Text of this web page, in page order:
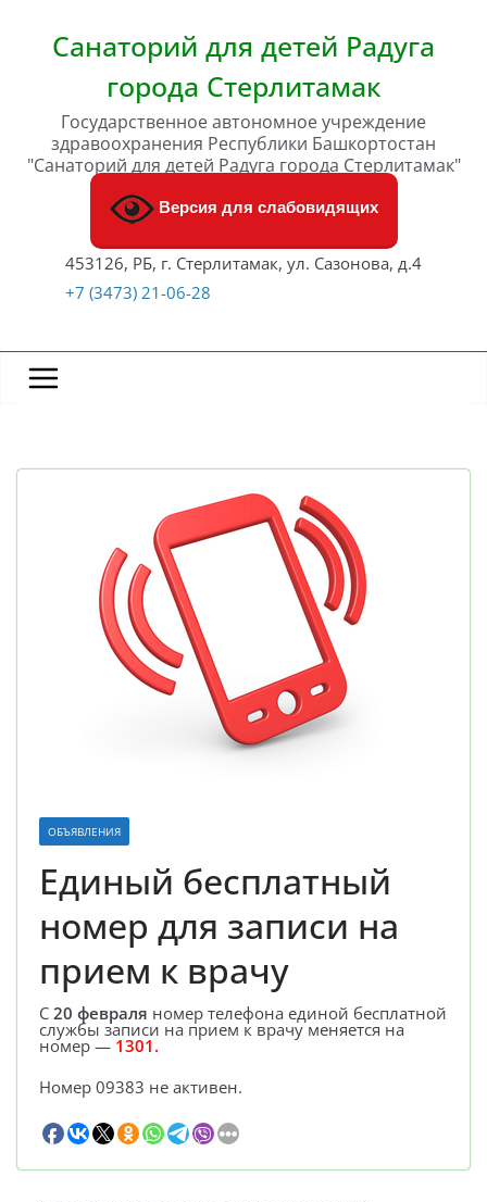
содержимомуСанаторий для детей Радуга
города Стерлитамак
Государственное автономное учреждение
здравоохранения Республики Башкортостан
"Санаторий для детей Радуга города Стерлитамак"
Версия для слабовидящих
453126, РБ, г. Стерлитамак, ул. Сазонова, д.4
+7 (3473) 21-06-28
ОБЪЯВЛЕНИЯ
Единый бесплатный
номер для записи на
прием к врачу
С 20 февраля номер телефона единой бесплатной
службы записи на прием к врачу меняется на
номер — 1301.
Номер 09383 не активен.